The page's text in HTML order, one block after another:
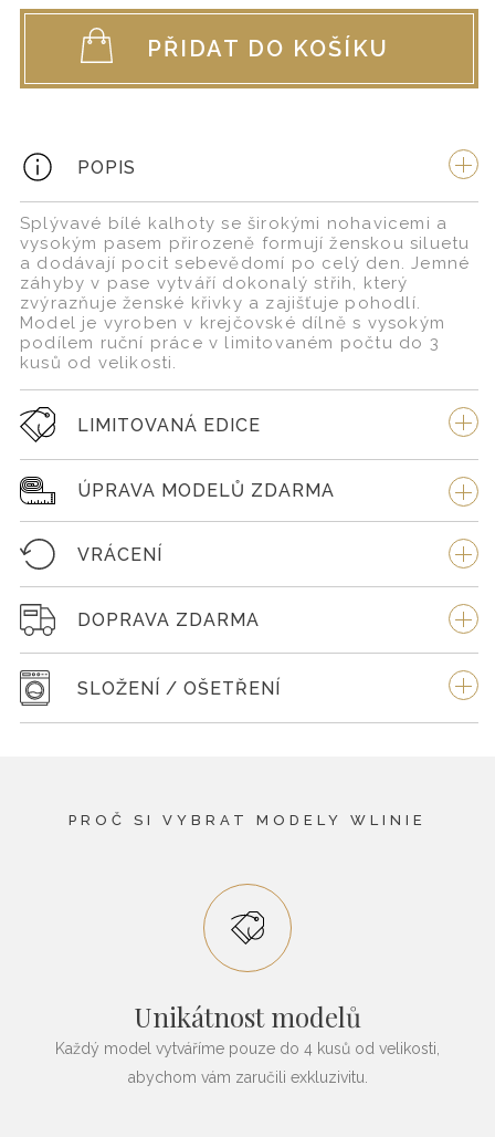
PŘIDAT DO KOŠÍKU
POPIS
Splývavé bílé kalhoty se širokými nohavicemi a
vysokým pasem přirozeně formují ženskou siluetu
a dodávají pocit sebevědomí po celý den. Jemné
záhyby v pase vytváří dokonalý střih, který
zvýrazňuje ženské křivky a zajišťuje pohodlí.
Model je vyroben v krejčovské dílně s vysokým
podílem ruční práce v limitovaném počtu do 3
kusů od velikosti.
LIMITOVANÁ EDICE
ÚPRAVA MODELŮ ZDARMA
VRÁCENÍ
DOPRAVA ZDARMA
SLOŽENÍ / OŠETŘENÍ
PROČ SI VYBRAT MODELY WLINIE
Unikátnost modelů
Každý model vytváříme pouze do 4 kusů od velikosti,
abychom vám zaručili exkluzivitu.